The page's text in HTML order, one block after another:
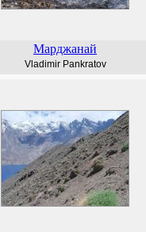
Марджанай
Vladimir Pankratov